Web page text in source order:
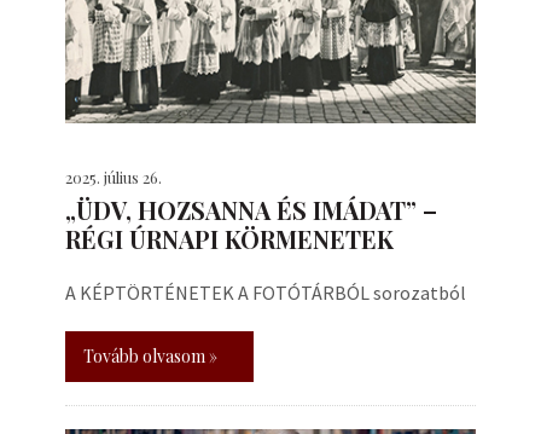
2025. július 26.
„ÜDV, HOZSANNA ÉS IMÁDAT” –
RÉGI ÚRNAPI KÖRMENETEK
A KÉPTÖRTÉNETEK A FOTÓTÁRBÓL sorozatból
Tovább olvasom »